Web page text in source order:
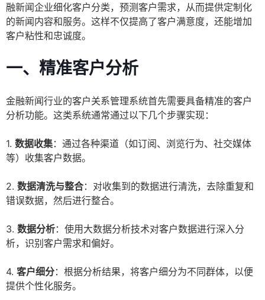
融新闻企业细化客户分类，预测客户需求，从而提供定制化
的新闻内容和服务。这样不仅提高了客户满意度，还能增加
客户粘性和忠诚度。
一、精准客户分析
金融新闻行业的客户关系管理系统首先需要具备精准的客户
分析功能。这类系统通常通过以下几个步骤实现：
1. 数据收集：通过各种渠道（如订阅、浏览行为、社交媒体
等）收集客户数据。
2. 数据清洗与整合：对收集到的数据进行清洗，去除重复和
错误数据，然后进行整合。
3. 数据分析：使用大数据分析技术对客户数据进行深入分
析，识别客户需求和偏好。
4. 客户细分：根据分析结果，将客户细分为不同群体，以便
提供个性化服务。